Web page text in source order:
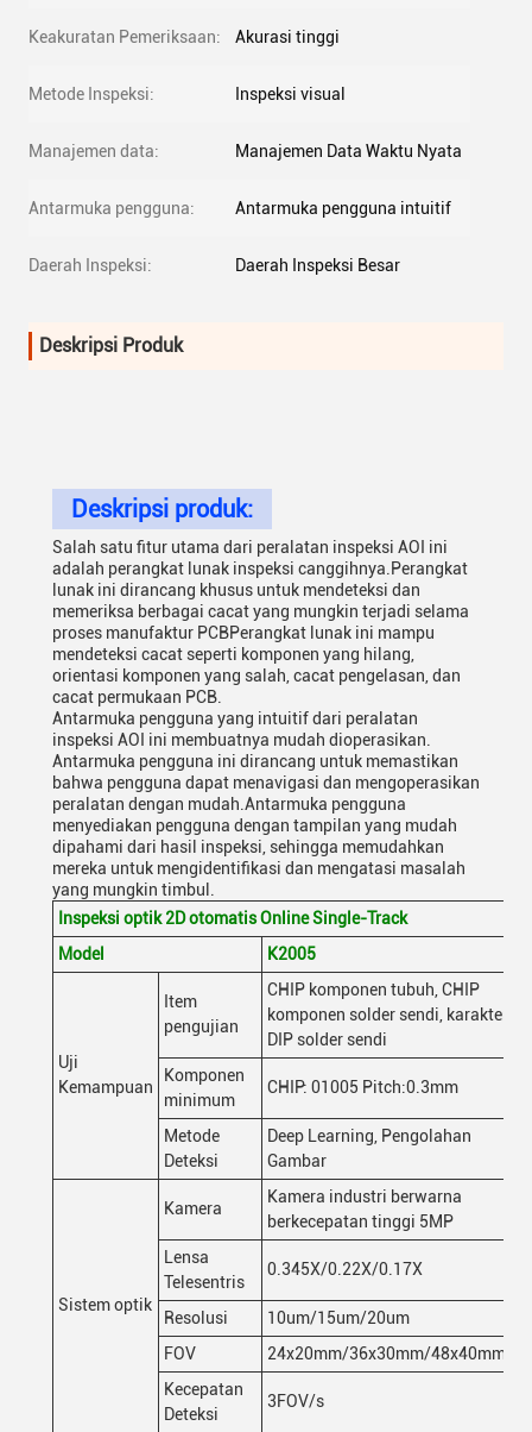
Keakuratan Pemeriksaan: Akurasi tinggi
Metode Inspeksi: Inspeksi visual
Manajemen data: Manajemen Data Waktu Nyata
Antarmuka pengguna: Antarmuka pengguna intuitif
Daerah Inspeksi: Daerah Inspeksi Besar
Deskripsi Produk
Deskripsi produk:
Salah satu fitur utama dari peralatan inspeksi AOI ini
adalah perangkat lunak inspeksi canggihnya.Perangkat
lunak ini dirancang khusus untuk mendeteksi dan
memeriksa berbagai cacat yang mungkin terjadi selama
proses manufaktur PCBPerangkat lunak ini mampu
mendeteksi cacat seperti komponen yang hilang,
orientasi komponen yang salah, cacat pengelasan, dan
cacat permukaan PCB.
Antarmuka pengguna yang intuitif dari peralatan
inspeksi AOI ini membuatnya mudah dioperasikan.
Antarmuka pengguna ini dirancang untuk memastikan
bahwa pengguna dapat menavigasi dan mengoperasikan
peralatan dengan mudah.Antarmuka pengguna
menyediakan pengguna dengan tampilan yang mudah
dipahami dari hasil inspeksi, sehingga memudahkan
mereka untuk mengidentifikasi dan mengatasi masalah
yang mungkin timbul.
Inspeksi optik 2D otomatis Online Single-Track
Model
K2005
Uji
Kemampuan
Item
pengujian
CHIP komponen tubuh, CHIP
komponen solder sendi, karakter,
DIP solder sendi
Komponen
minimum
CHIP: 01005 Pitch:0.3mm
Metode
Deteksi
Deep Learning, Pengolahan
Gambar
Sistem optik
Kamera
Kamera industri berwarna
berkecepatan tinggi 5MP
Lensa
Telesentris
0.345X/0.22X/0.17X
Resolusi
10um/15um/20um
FOV
24x20mm/36x30mm/48x40mm
Kecepatan
Deteksi
3FOV/s